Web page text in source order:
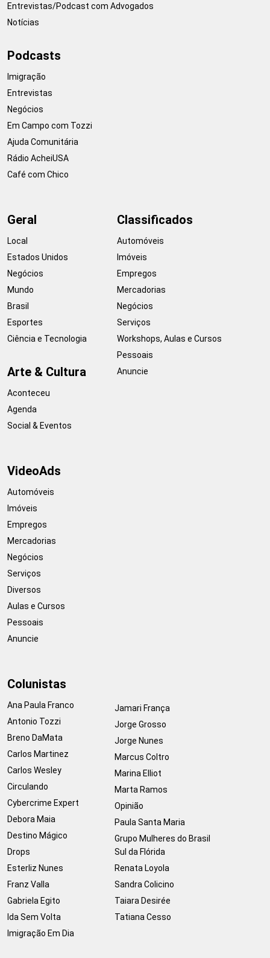
Entrevistas/Podcast com Advogados
Notícias
Podcasts
Imigração
Entrevistas
Negócios
Em Campo com Tozzi
Ajuda Comunitária
Rádio AcheiUSA
Café com Chico
Geral
Local
Estados Unidos
Negócios
Mundo
Brasil
Esportes
Ciência e Tecnologia
Arte & Cultura
Aconteceu
Agenda
Social & Eventos
Classificados
Automóveis
Imóveis
Empregos
Mercadorias
Negócios
Serviços
Workshops, Aulas e Cursos
Pessoais
Anuncie
VideoAds
Automóveis
Imóveis
Empregos
Mercadorias
Negócios
Serviços
Diversos
Aulas e Cursos
Pessoais
Anuncie
Colunistas
Ana Paula Franco
Antonio Tozzi
Breno DaMata
Carlos Martinez
Carlos Wesley
Circulando
Cybercrime Expert
Debora Maia
Destino Mágico
Drops
Esterliz Nunes
Franz Valla
Gabriela Egito
Ida Sem Volta
Imigração Em Dia
Jamari França
Jorge Grosso
Jorge Nunes
Marcus Coltro
Marina Elliot
Marta Ramos
Opinião
Paula Santa Maria
Grupo Mulheres do Brasil
Sul da Flórida
Renata Loyola
Sandra Colicino
Taiara Desirée
Tatiana Cesso